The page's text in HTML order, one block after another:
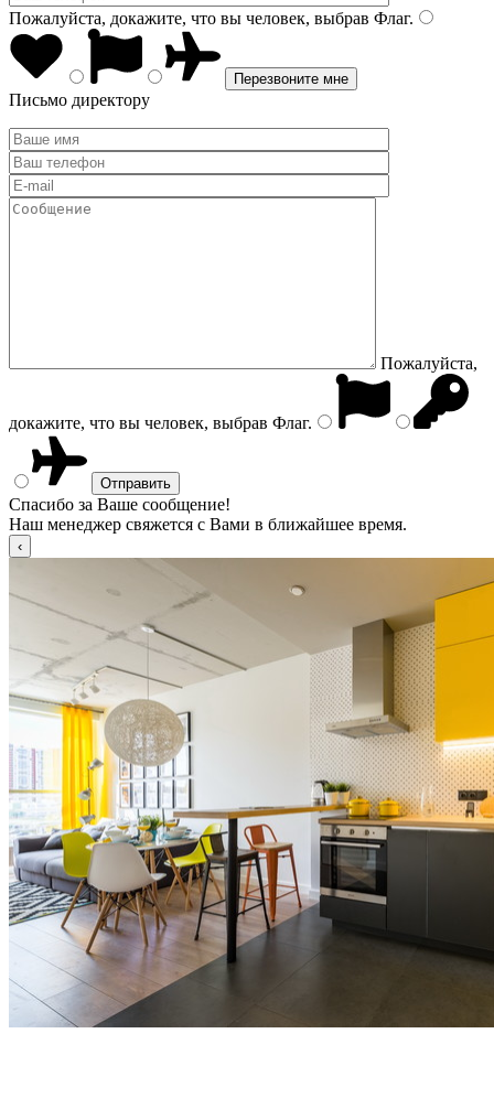
Пожалуйста, докажите, что вы человек, выбрав Флаг.
Письмо директору
Пожалуйста,
докажите, что вы человек, выбрав Флаг.
Спасибо за Ваше сообщение!
Наш менеджер свяжется с Вами в ближайшее время.